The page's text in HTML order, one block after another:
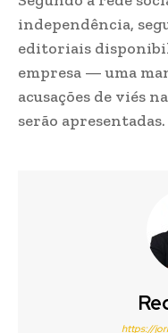
independência,
editoriais
empresa — uma
acusações de viés
serão apresentadas.
https://